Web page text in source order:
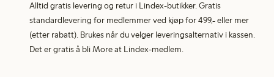
Alltid gratis levering og retur i Lindex-butikker. Gratis
standardlevering for medlemmer ved kjøp for 499,- eller mer
(etter rabatt). Brukes når du velger leveringsalternativ i kassen.
Det er gratis å bli More at Lindex-medlem.